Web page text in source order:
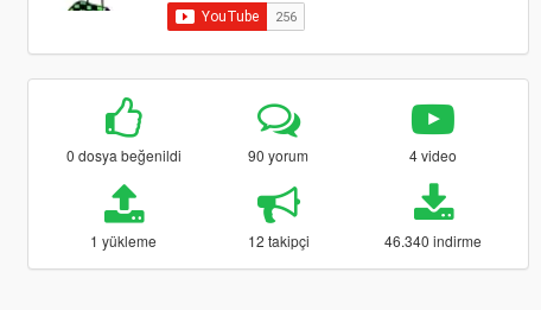
0 dosya beğenildi 90 yorum 4 video
1 yükleme 12 takipçi 46.340 indirme